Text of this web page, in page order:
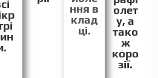
ння в
клад
ці.
олет
у, а
тако
ж
коро
зії.